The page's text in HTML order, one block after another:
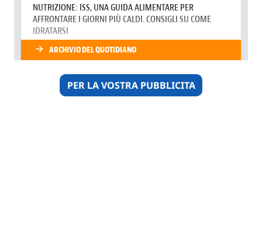
PER LA VOSTRA PUBBLICITA